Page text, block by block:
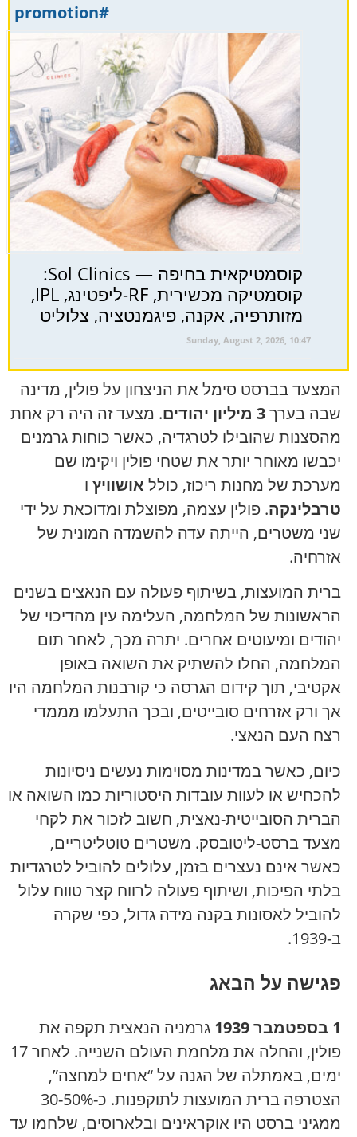
#promotion
קוסמטיקאית בחיפה — Sol Clinics:
קוסמטיקה מכשירית, RF-ליפטינג, IPL,
מזותרפיה, אקנה, פיגמנטציה, צלוליט
Sunday, August 2, 2026, 10:47
המצעד בברסט סימל את הניצחון על פולין, מדינה
שבה בערך3 מיליון יהודים
. מצעד זה היה רק ​​אחת
מהסצנות שהובילו לטרגדיה, כאשר כוחות גרמנים
יכבשו מאוחר יותר את שטחי פולין ויקימו שם
מערכת של מחנות ריכוז, כולל אושוויץ ו
טרבלינקה. פולין עצמה, מפוצלת ומדוכאת על ידי
שני משטרים, הייתה עדה להשמדה המונית של
אזרחיה.
ברית המועצות, בשיתוף פעולה עם הנאצים בשנים
הראשונות של המלחמה, העלימה עין מהדיכוי של
יהודים ומיעוטים אחרים. יתרה מכך, לאחר תום
המלחמה, החלו להשתיק את השואה באופן
אקטיבי, תוך קידום הגרסה כי קורבנות המלחמה היו
אך ורק אזרחים סובייטים, ובכך התעלמו מממדי
רצח העם הנאצי.
כיום, כאשר במדינות מסוימות נעשים ניסיונות
להכחיש או לעוות עובדות היסטוריות כמו השואה או
הברית הסובייטית-נאצית, חשוב לזכור את לקחי
מצעד ברסט-ליטובסק. משטרים טוטליטריים,
כאשר אינם נעצרים בזמן, עלולים להוביל לטרגדיות
בלתי הפיכות, ושיתוף פעולה לרווח קצר טווח עלול
להוביל לאסונות בקנה מידה גדול, כפי שקרה
ב-1939.
פגישה על הבאג
1 בספטמבר 1939
גרמניה הנאצית תקפה את
פולין, והחלה את מלחמת העולם השנייה. לאחר 17
ימים, באמתלה של הגנה על “אחים למחצה”,
הצטרפה ברית המועצות לתוקפנות. כ-30-50%
ממגיני ברסט היו אוקראינים ובלארוסים, שלחמו עד